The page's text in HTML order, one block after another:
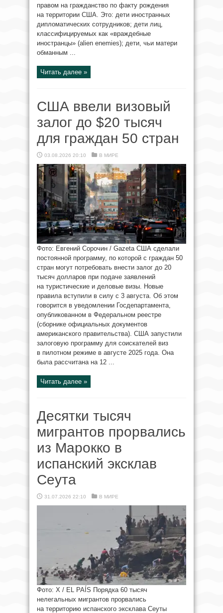
правом на гражданство по факту рождения
на территории США. Это: дети иностранных
дипломатических сотрудников; дети лиц,
классифицируемых как «враждебные
иностранцы» (alien enemies); дети, чьи матери
обманным ...
Читать далее »
США ввели визовый
залог до $20 тысяч
для граждан 50 стран
03.08.2026 20:10 В МИРЕ
Фото: Евгений Сорочин / Gazeta США сделали
постоянной программу, по которой с граждан 50
стран могут потребовать внести залог до 20
тысяч долларов при подаче заявлений
на туристические и деловые визы. Новые
правила вступили в силу с 3 августа. Об этом
говорится в уведомлении Госдепартамента,
опубликованном в Федеральном реестре
(сборнике официальных документов
американского правительства). США запустили
залоговую программу для соискателей виз
в пилотном режиме в августе 2025 года. Она
была рассчитана на 12 ...
Читать далее »
Десятки тысяч
мигрантов прорвались
из Марокко в
испанский эксклав
Сеута
31.07.2026 22:10 В МИРЕ
Фото: X / EL PAÍS Порядка 60 тысяч
нелегальных мигрантов прорвались
на территорию испанского эксклава Сеуты